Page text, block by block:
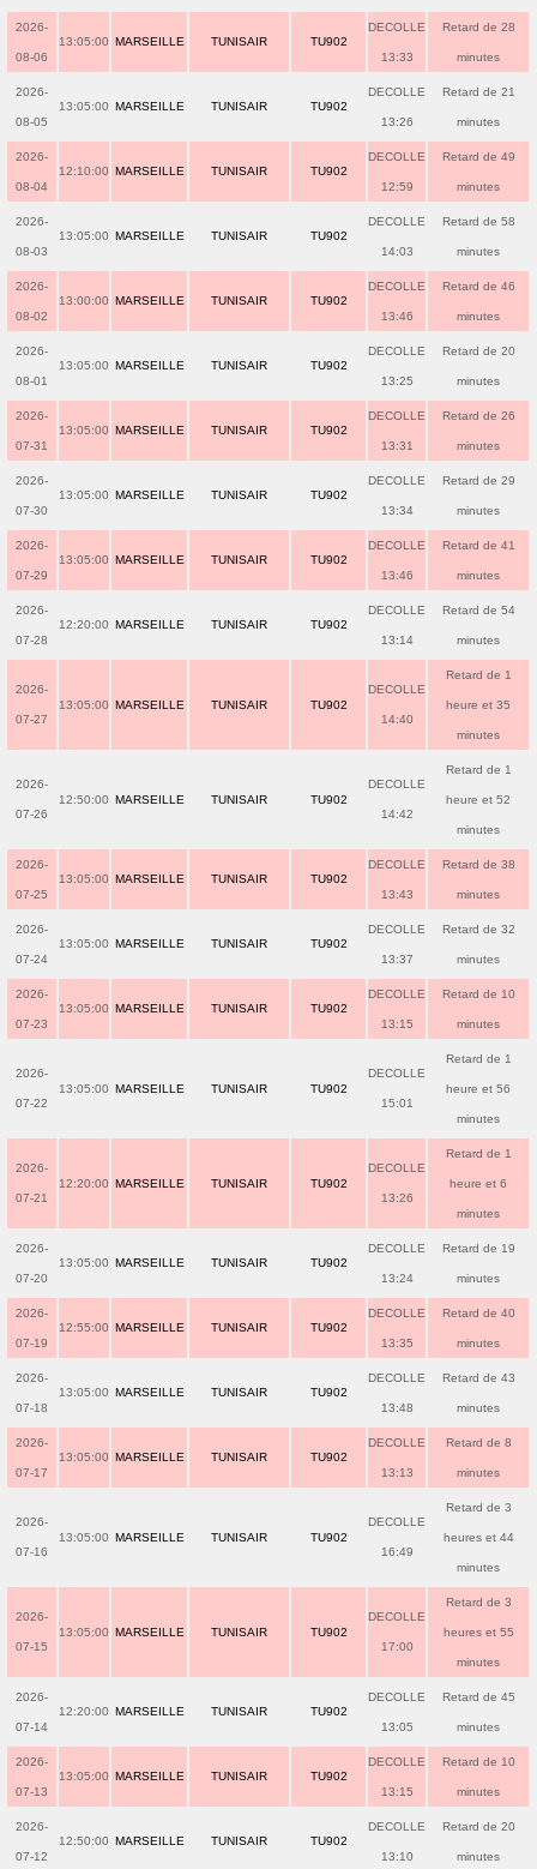
2026-
08-06
13:05:00 MARSEILLE TUNISAIR TU902
DECOLLE
13:33
Retard de 28
minutes
2026-
08-05
13:05:00 MARSEILLE TUNISAIR TU902
DECOLLE
13:26
Retard de 21
minutes
2026-
08-04
12:10:00 MARSEILLE TUNISAIR TU902
DECOLLE
12:59
Retard de 49
minutes
2026-
08-03
13:05:00 MARSEILLE TUNISAIR TU902
DECOLLE
14:03
Retard de 58
minutes
2026-
08-02
13:00:00 MARSEILLE TUNISAIR TU902
DECOLLE
13:46
Retard de 46
minutes
2026-
08-01
13:05:00 MARSEILLE TUNISAIR TU902
DECOLLE
13:25
Retard de 20
minutes
2026-
07-31
13:05:00 MARSEILLE TUNISAIR TU902
DECOLLE
13:31
Retard de 26
minutes
2026-
07-30
13:05:00 MARSEILLE TUNISAIR TU902
DECOLLE
13:34
Retard de 29
minutes
2026-
07-29
13:05:00 MARSEILLE TUNISAIR TU902
DECOLLE
13:46
Retard de 41
minutes
2026-
07-28
12:20:00 MARSEILLE TUNISAIR TU902
DECOLLE
13:14
Retard de 54
minutes
2026-
07-27
13:05:00 MARSEILLE TUNISAIR TU902
DECOLLE
14:40
Retard de 1
heure et 35
minutes
2026-
07-26
12:50:00 MARSEILLE TUNISAIR TU902
DECOLLE
14:42
Retard de 1
heure et 52
minutes
2026-
07-25
13:05:00 MARSEILLE TUNISAIR TU902
DECOLLE
13:43
Retard de 38
minutes
2026-
07-24
13:05:00 MARSEILLE TUNISAIR TU902
DECOLLE
13:37
Retard de 32
minutes
2026-
07-23
13:05:00 MARSEILLE TUNISAIR TU902
DECOLLE
13:15
Retard de 10
minutes
2026-
07-22
13:05:00 MARSEILLE TUNISAIR TU902
DECOLLE
15:01
Retard de 1
heure et 56
minutes
2026-
07-21
12:20:00 MARSEILLE TUNISAIR TU902
DECOLLE
13:26
Retard de 1
heure et 6
minutes
2026-
07-20
13:05:00 MARSEILLE TUNISAIR TU902
DECOLLE
13:24
Retard de 19
minutes
2026-
07-19
12:55:00 MARSEILLE TUNISAIR TU902
DECOLLE
13:35
Retard de 40
minutes
2026-
07-18
13:05:00 MARSEILLE TUNISAIR TU902
DECOLLE
13:48
Retard de 43
minutes
2026-
07-17
13:05:00 MARSEILLE TUNISAIR TU902
DECOLLE
13:13
Retard de 8
minutes
2026-
07-16
13:05:00 MARSEILLE TUNISAIR TU902
DECOLLE
16:49
Retard de 3
heures et 44
minutes
2026-
07-15
13:05:00 MARSEILLE TUNISAIR TU902
DECOLLE
17:00
Retard de 3
heures et 55
minutes
2026-
07-14
12:20:00 MARSEILLE TUNISAIR TU902
DECOLLE
13:05
Retard de 45
minutes
2026-
07-13
13:05:00 MARSEILLE TUNISAIR TU902
DECOLLE
13:15
Retard de 10
minutes
2026-
07-12
12:50:00 MARSEILLE TUNISAIR TU902
DECOLLE
13:10
Retard de 20
minutes